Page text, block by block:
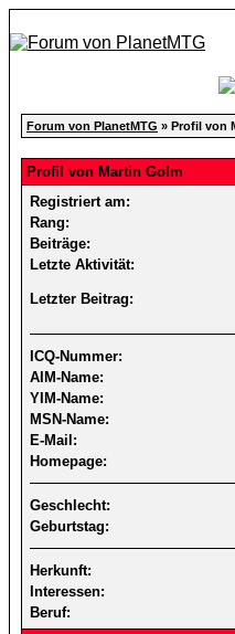
Forum von PlanetMTG » Profil von
Profil von Martin Golm
Registriert am:
Rang:
Beiträge:
Letzte Aktivität:
Letzter Beitrag:
ICQ-Nummer:
AIM-Name:
YIM-Name:
MSN-Name:
E-Mail:
Homepage:
Geschlecht:
Geburtstag:
Herkunft:
Interessen:
Beruf: